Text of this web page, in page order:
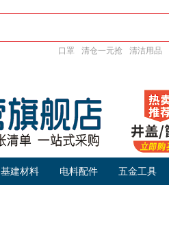
口罩 清仓一元抢 清洁用品
基建材料 电料配件 五金工具